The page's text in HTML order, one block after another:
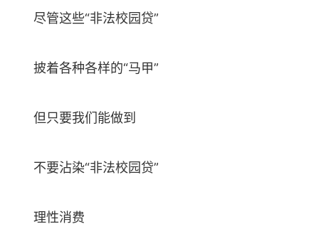
尽管这些“非法校园贷”
披着各种各样的“马甲”
但只要我们能做到
不要沾染“非法校园贷”
理性消费